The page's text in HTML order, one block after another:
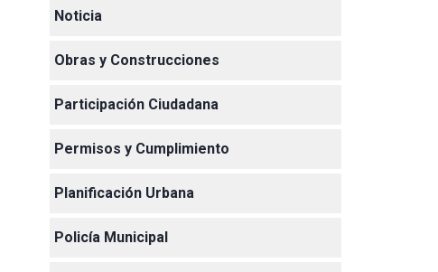
Noticia
Obras y Construcciones
Participación Ciudadana
Permisos y Cumplimiento
Planificación Urbana
Policía Municipal